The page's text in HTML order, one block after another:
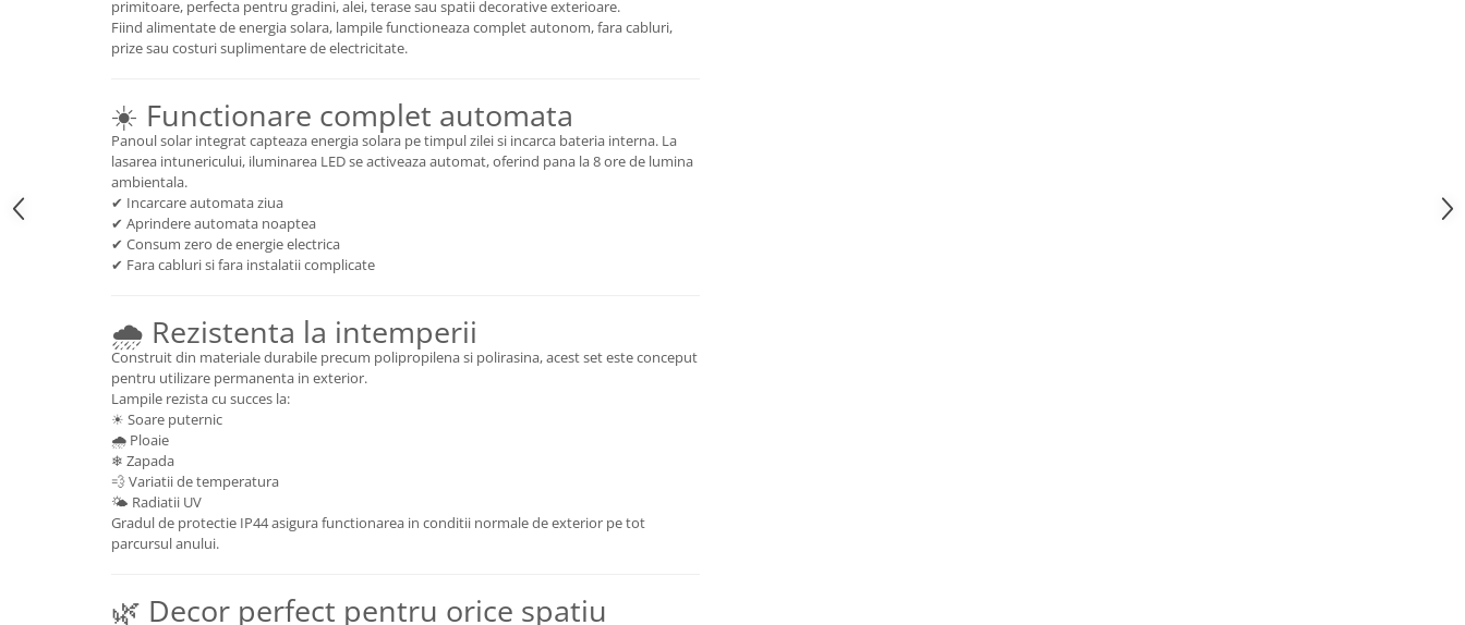
primitoare, perfecta pentru gradini, alei, terase sau spatii decorative exterioare.
Fiind alimentate de energia solara, lampile functioneaza complet autonom, fara cabluri,
prize sau costuri suplimentare de electricitate.
☀️ Functionare complet automata
Panoul solar integrat capteaza energia solara pe timpul zilei si incarca bateria interna. La
lasarea intunericului, iluminarea LED se activeaza automat, oferind pana la 8 ore de lumina
ambientala.
✔ Incarcare automata ziua
✔ Aprindere automata noaptea
✔ Consum zero de energie electrica
✔ Fara cabluri si fara instalatii complicate
🌧 Rezistenta la intemperii
Construit din materiale durabile precum polipropilena si polirasina, acest set este conceput
pentru utilizare permanenta in exterior.
Lampile rezista cu succes la:
☀ Soare puternic
🌧 Ploaie
❄ Zapada
💨 Variatii de temperatura
🌤 Radiatii UV
Gradul de protectie IP44 asigura functionarea in conditii normale de exterior pe tot
parcursul anului.
🌿 Decor perfect pentru orice spatiu